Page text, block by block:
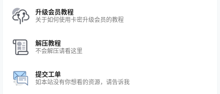
升级会员教程
关于如何使用卡密升级会员的教程
解压教程
不会解压请看这里
提交工单
如本站没有你想看的资源，请告诉我